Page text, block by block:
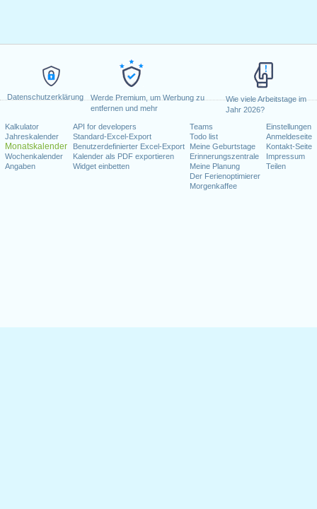
Datenschutzerklärung
Werde Premium, um Werbung zu
entfernen und mehr
Wie viele Arbeitstage im
Jahr 2026?
Kalkulator
Jahreskalender
Monatskalender
Wochenkalender
Angaben
API for developers
Standard-Excel-Export
Benutzerdefinierter Excel-Export
Kalender als PDF exportieren
Widget einbetten
Teams
Todo list
Meine Geburtstage
Erinnerungszentrale
Meine Planung
Der Ferienoptimierer
Morgenkaffee
Einstellungen
Anmeldeseite
Kontakt-Seite
Impressum
Teilen